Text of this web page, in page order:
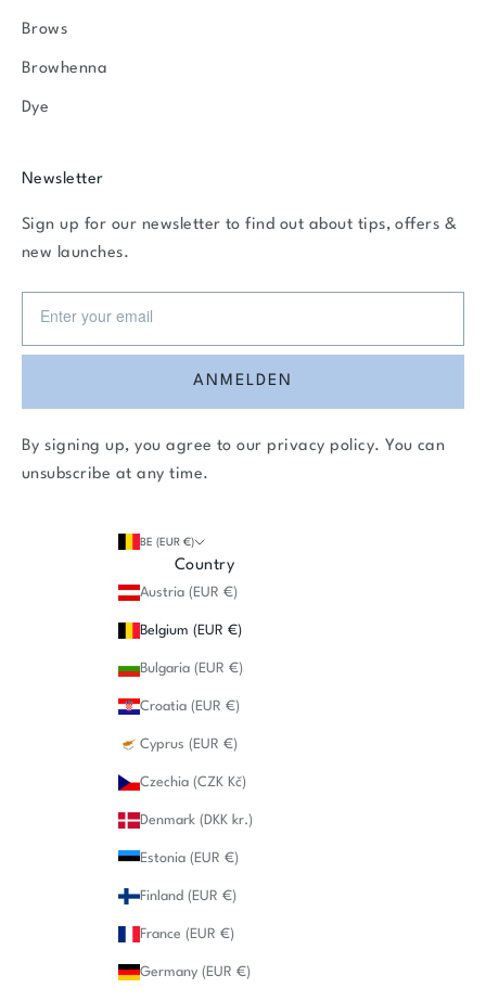
Brows
Browhenna
Dye
Newsletter
Sign up for our newsletter to find out about tips, offers &
new launches.
ANMELDEN
By signing up, you agree to ourprivacy policy. You can
unsubscribe at any time.
BE (EUR €)
Country
Austria (EUR €)
Belgium (EUR €)
Bulgaria (EUR €)
Croatia (EUR €)
Cyprus (EUR €)
Czechia (CZK Kč)
Denmark (DKK kr.)
Estonia (EUR €)
Finland (EUR €)
France (EUR €)
Germany (EUR €)